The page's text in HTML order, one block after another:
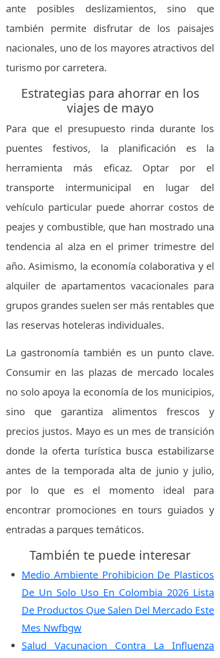
ante posibles deslizamientos, sino que
también permite disfrutar de los paisajes
nacionales, uno de los mayores atractivos del
turismo por carretera.
Estrategias para ahorrar en los
viajes de mayo
Para que el presupuesto rinda durante los
puentes festivos, la planificación es la
herramienta más eficaz. Optar por el
transporte intermunicipal en lugar del
vehículo particular puede ahorrar costos de
peajes y combustible, que han mostrado una
tendencia al alza en el primer trimestre del
año. Asimismo, la economía colaborativa y el
alquiler de apartamentos vacacionales para
grupos grandes suelen ser más rentables que
las reservas hoteleras individuales.
La gastronomía también es un punto clave.
Consumir en las plazas de mercado locales
no solo apoya la economía de los municipios,
sino que garantiza alimentos frescos y
precios justos. Mayo es un mes de transición
donde la oferta turística busca estabilizarse
antes de la temporada alta de junio y julio,
por lo que es el momento ideal para
encontrar promociones en tours guiados y
entradas a parques temáticos.
También te puede interesar
Medio Ambiente Prohibicion De Plasticos
De Un Solo Uso En Colombia 2026 Lista
De Productos Que Salen Del Mercado Este
Mes Nwfbgw
Salud Vacunacion Contra La Influenza